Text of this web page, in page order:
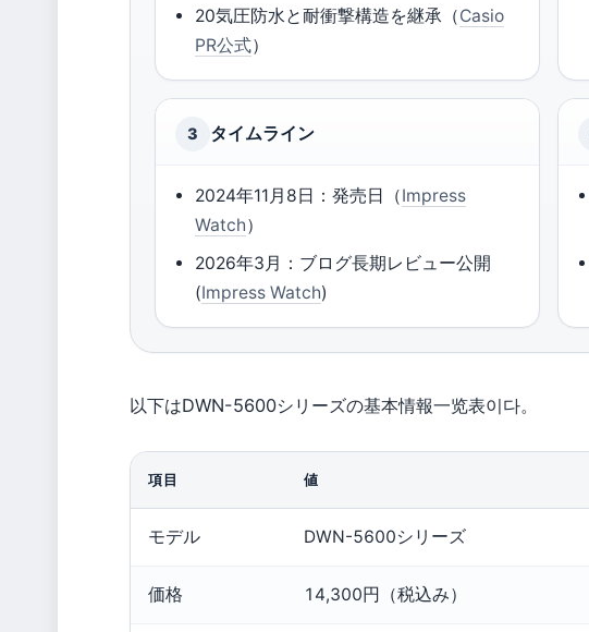
20気圧防水と耐衝撃構造を継承（Casio
PR公式）
3 タイムライン
2024年11月8日：発売日（Impress
Watch）
2026年3月：ブログ長期レビュー公開
(Impress Watch)
以下はDWN-5600シリーズの基本情報一览表이다。
項目 値
モデル DWN-5600シリーズ
価格 14,300円（税込み）